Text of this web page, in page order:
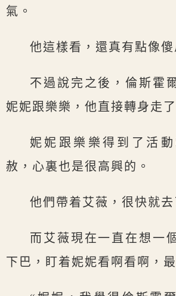
氣。
他這樣看，還真有點像傻
不過說完之後，倫斯霍
妮妮跟樂樂，他直接轉身走了
妮妮跟樂樂得到了活
赦，心裏也是很高興的。
他們帶着艾薇，很快就去
而艾薇現在一直在想一
下巴，盯着妮妮看啊看啊，